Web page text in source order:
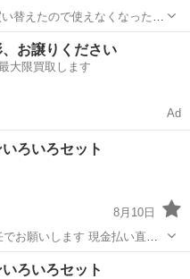
替えたので使えなくなったの
明です。クリアケース
、お譲りください
大限買取します
Ad
ろいろセット
8月10日
お願いします 現金払い直接
ろいろセット